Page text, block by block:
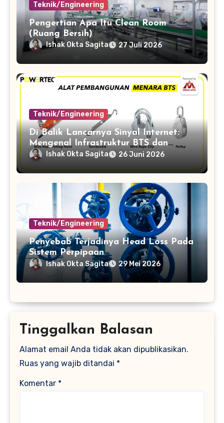
Teknik/Engineering
Pengertian Apa Itu Clean Room
(Ruang Bersih)
Ishak Okta Sagita 27 Juli 2026
Teknik/Engineering
Di Balik Lancarnya Sinyal Internet:
Mengenal Infrastruktur BTS dan
Proses Pembangunannya
Ishak Okta Sagita 26 Juni 2026
Teknik/Engineering
Penyebab Terjadinya Head Loss Pada
Sistem Perpipaan
Ishak Okta Sagita 29 Mei 2026
Tinggalkan Balasan
Alamat email Anda tidak akan dipublikasikan.
Ruas yang wajib ditandai *
Komentar *